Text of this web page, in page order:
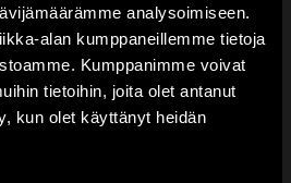
analysoimiseen.
alan kumppaneillemme tietoja
Kumppanimme voivat
tietoihin, joita olet antanut
kun olet käyttänyt heidän
200 kpl
18 mm
n. 2 min
980 g
myyntipisteesi.
kerrallaan vain yhteen